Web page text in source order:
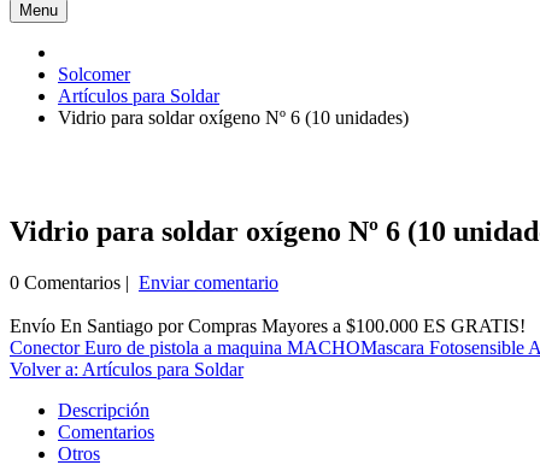
Menu
Solcomer
Artículos para Soldar
Vidrio para soldar oxígeno Nº 6 (10 unidades)
Vidrio para soldar oxígeno Nº 6 (10
0 Comentarios | Enviar comentario
Envío En Santiago por Compras Mayores a $100.000 ES GRATIS!
Conector Euro de pistola a maquina MACHOMascara Fotosensible
Volver a: Artículos para Soldar
Descripción
Comentarios
Otros